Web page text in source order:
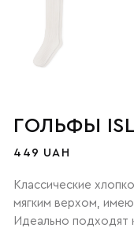
ГОЛЬФЫ
449 UAH
Классические
мягким верхом,
Идеально подходят